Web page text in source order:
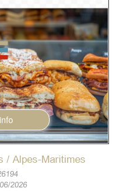
/ Alpes-Maritimes
2026